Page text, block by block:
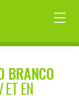
BRANCO
EN